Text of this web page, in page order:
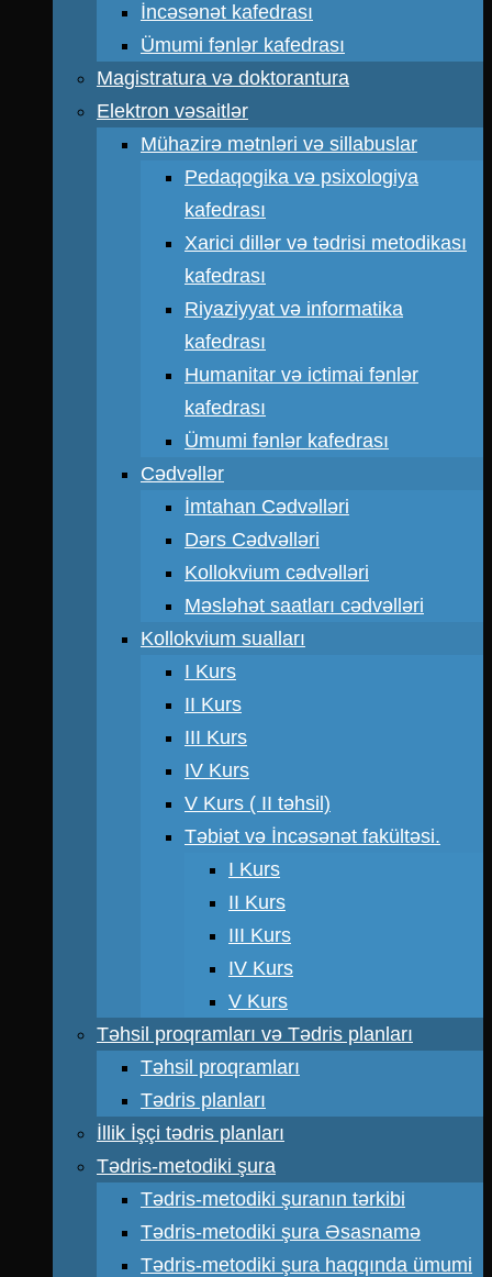
İncəsənət kafedrası
Ümumi fənlər kafedrası
Magistratura və doktorantura
Elektron vəsaitlər
Mühazirə mətnləri və sillabuslar
Pedaqogika və psixologiya
kafedrası
Xarici dillər və tədrisi metodikası
kafedrası
Riyaziyyat və informatika
kafedrası
Humanitar və ictimai fənlər
kafedrası
Ümumi fənlər kafedrası
Cədvəllər
İmtahan Cədvəlləri
Dərs Cədvəlləri
Kollokvium cədvəlləri
Məsləhət saatları cədvəlləri
Kollokvium sualları
I Kurs
II Kurs
III Kurs
IV Kurs
V Kurs ( II təhsil)
Təbiət və İncəsənət fakültəsi.
I Kurs
II Kurs
III Kurs
IV Kurs
V Kurs
Təhsil proqramları və Tədris planları
Təhsil proqramları
Tədris planları
İllik İşçi tədris planları
Tədris-metodiki şura
Tədris-metodiki şuranın tərkibi
Tədris-metodiki şura Əsasnamə
Tədris-metodiki şura haqqında ümumi